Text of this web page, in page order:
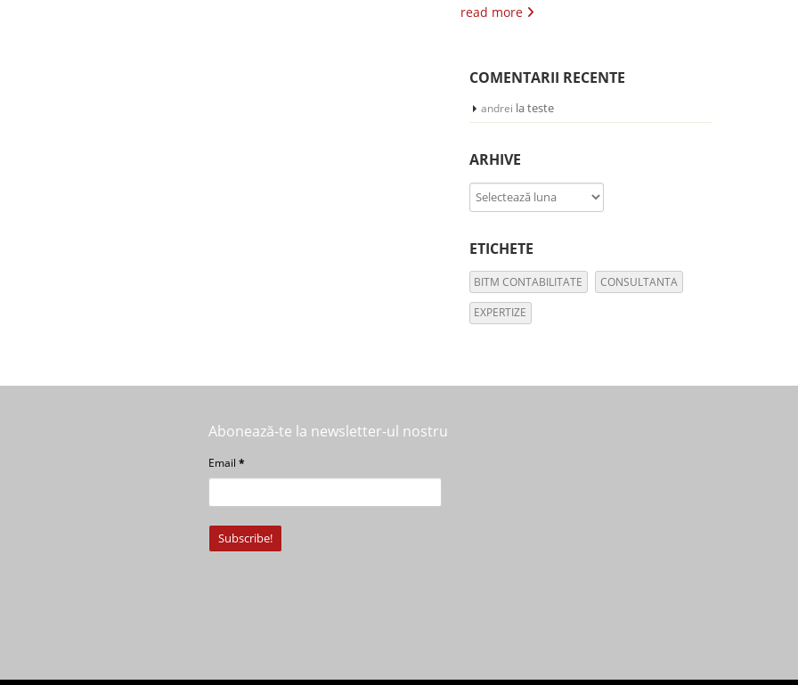
read more
COMENTARII RECENTE
andrei lateste
ARHIVE
Arhive
ETICHETE
BITM CONTABILITATE CONSULTANTA
EXPERTIZE
Abonează-te la newsletter-ul nostru
Email *